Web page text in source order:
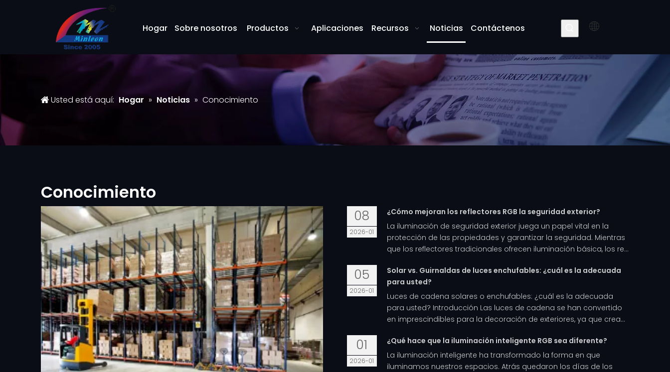
Hogar Sobre nosotros Productos Aplicaciones Recursos Noticias Contáctenos
Usted está aquí: Hogar » Noticias » Conocimiento
Conocimiento
08
2026-01
¿Cómo mejoran los reflectores RGB la seguridad exterior?
La iluminación de seguridad exterior juega un papel vital en la
protección de las propiedades y garantizar la seguridad. Mientras
que los reflectores tradicionales ofrecen iluminación básica, los re...
05
2026-01
Solar vs. Guirnaldas de luces enchufables: ¿cuál es la adecuada
para usted?
Luces de cadena solares o enchufables: ¿cuál es la adecuada
para usted? Introducción Las luces de cadena se han convertido
en imprescindibles para la decoración de exteriores, ya que crea...
01
2026-01
¿Qué hace que la iluminación inteligente RGB sea diferente?
La iluminación inteligente ha transformado la forma en que
iluminamos nuestros espacios. Atrás quedaron los días de los